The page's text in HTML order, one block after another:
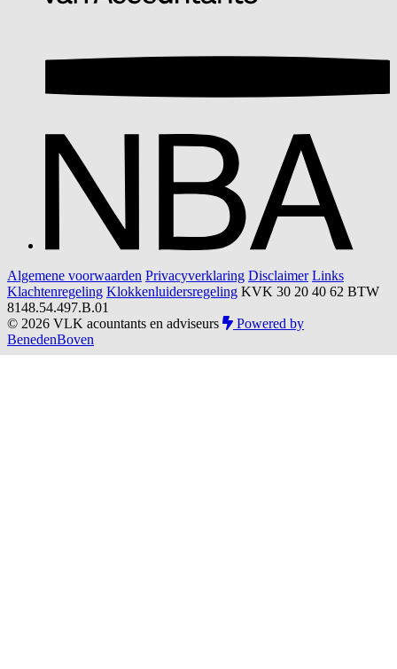
Algemene voorwaarden Privacyverklaring Disclaimer Links
Klachtenregeling Klokkenluidersregeling KVK 30 20 40 62 BTW
8148.54.497.B.01
© 2026 VLK acountants en adviseurs
Powered by
BenedenBoven